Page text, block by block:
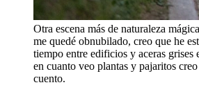
Otra escena más de naturaleza
me quedé obnubilado, creo que he
tiempo entre edificios y aceras grises
en cuanto veo plantas y pajaritos
cuento.